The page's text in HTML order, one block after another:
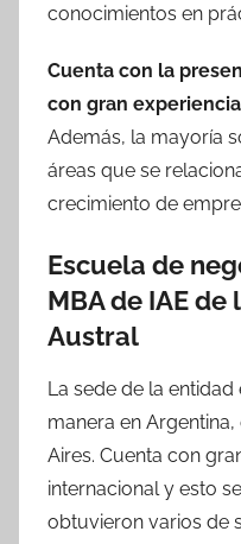
conocimientos en
Cuenta con la
con gran experiencia
Además, la mayoría
áreas que se
crecimiento de
Escuela de
MBA de IAE
Austral
La sede de la
manera en
Aires. Cuenta con
internacional y esto
obtuvieron varios de